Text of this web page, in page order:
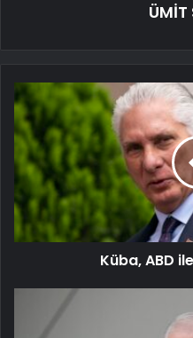
Küba, ABD